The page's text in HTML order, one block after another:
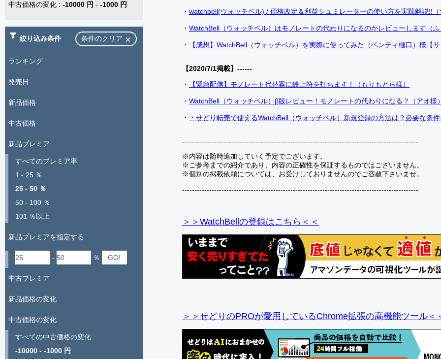
・ watchbell(ウォッチベル) / 価格改定＆利益シュミレーターの使い方を実践解説!!
・ WatchBell（ウォッチベル）はモノレートの代わりになるのかレビューします（
・ 【感想】WatchBell（ウォッチベル）を実際に使ってみた（ベンティ樋口）様【
【2020/7/1掲載】------
・
【緊急配信】モノレート代替案に終止符を打ちます！（もりもとら様）
・ WatchBell（ウォッチベル）β版レビュー！モノレートの代わりになる？（アオ様
・ ・せどり転売で使えるWatchBell（ウォッチベル）新規登録の方法は？必要な条
------------------------------------------------------------------------------------------------
※内容は随時追加していく予定でございます。
※ご参考までの紹介であり、内容の正確性を保証するものではございません。
※個別の掲載依頼については、お受けしておりませんのでご容赦下さいませ。
------------------------------------------------------------------------------------------------
＞＞WatchBellの登録はこちら＜＜
＞＞せどりのPROが愛用しているChrome拡張の高機能ツール＜
中古価格の変化 : -10000 円 - -1000 円
絞り込み条件 条件のクリア
ランキング
発売日
新品価格
中古価格
新品プレミア
すべてのプレミア率
1 - 25 ％
25 - 50 ％
50 - 100 ％
101 ％以上
新品プレミアを指定する
- ％
中古プレミア
新品価格の変化
中古価格の変化
すべての中古価格の変化
-10000 - -1000 円